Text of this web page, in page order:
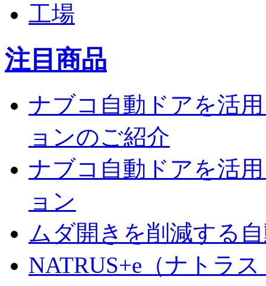
工場
注目商品
ナブコ自動ドアを活
ョンのご紹介
ナブコ自動ドアを活
ョン
ムダ開きを削減する
NATRUS+e（ナトラ